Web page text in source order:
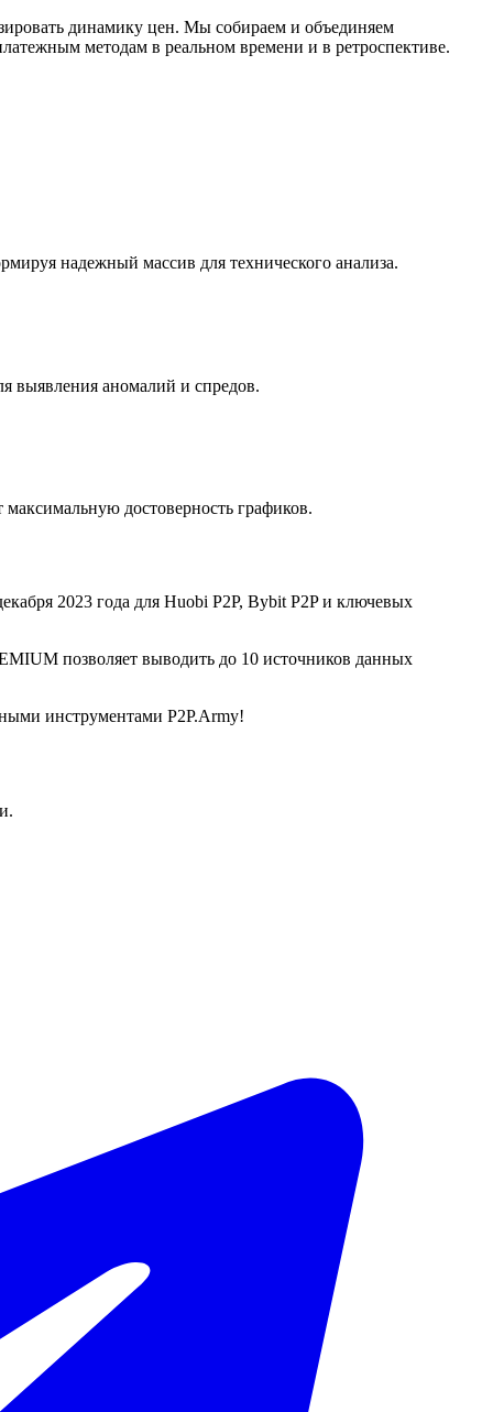
динамику цен. Мы собираем и объединяем
методам в реальном времени и в ретроспективе.
надежный массив для технического анализа.
выявления аномалий и спредов.
достоверность графиков.
2023 года для Huobi P2P, Bybit P2P и ключевых
позволяет выводить до 10 источников данных
инструментами P2P.Army!